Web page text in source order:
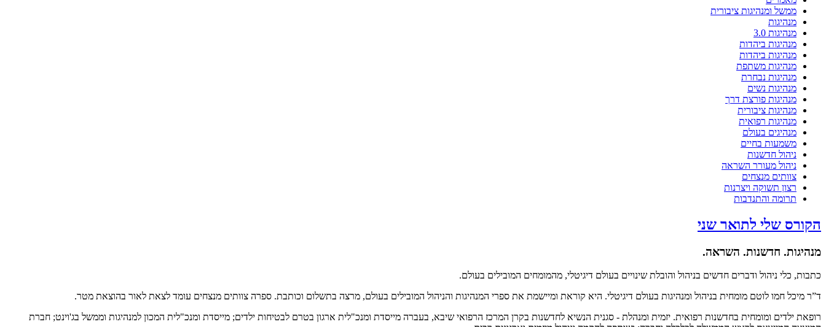
ממשל ומנהיגות ציבורית
מנהיגות
מנהיגות 3.0
מנהיגות ביהדות
מנהיגות ביהדות
מנהיגות משתפת
מנהיגות נבחרת
מנהיגות נשים
מנהיגות פורצת דרך
מנהיגות ציבורית
מנהיגות רפואית
מנהיגים בעולם
משמעות בחיים
ניהול חדשנות
ניהול מעורר השראה
צוותים מנצחים
רצון תשוקה ויצרנות
תרומה והתנדבות
הקורס שלי לתואר שני
מנהיגות. חדשנות. השראה.
כתבות, כלי ניהול ודברים חדשים בניהול והובלת שינויים בעולם דיגיטלי, מהמומחים המובילים בעולם.
ד”ר מיכל חמו לוטם מומחית בניהול ומנהיגות בעולם דיגיטלי. היא קוראת ומיישמת את ספרי המנהיגות והניהול המובילים בעולם, מרצה בתשלום וכותבת. ספרה צוותים מנצחים עומד לצאת לאור בהוצאת מטר.
רופאת ילדים ומומחית בחדשנות רפואית. יזמית ומנהלת - סגנית הנשיא לחדשנות בקרן המרכז הרפואי שיבא, בעברה מייסדת ומנכ"לית ארגון בטרם לבטיחות ילדים; מייסדת ומנכ"לית המכון למנהיגות וממשל בג'וינט; חברת